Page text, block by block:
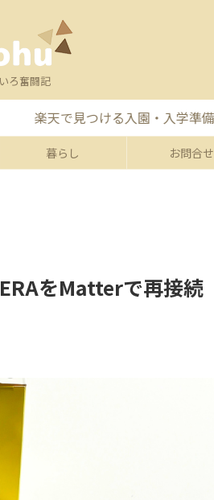
ろ奮闘記
ける入園・入学準備グッズ特集
暮らし お問合せ
をMatterで再接続